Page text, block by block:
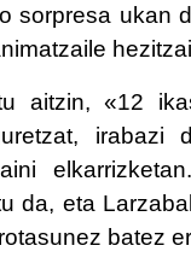
sorpresa ukan
aitzin, «12
irabazi
da, eta
batez